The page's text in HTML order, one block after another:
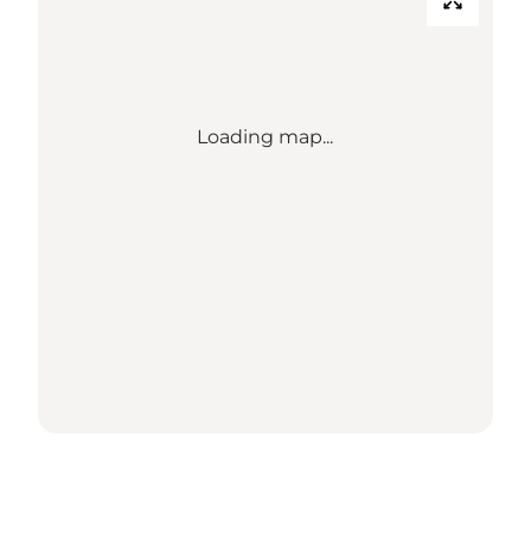
Loading map...